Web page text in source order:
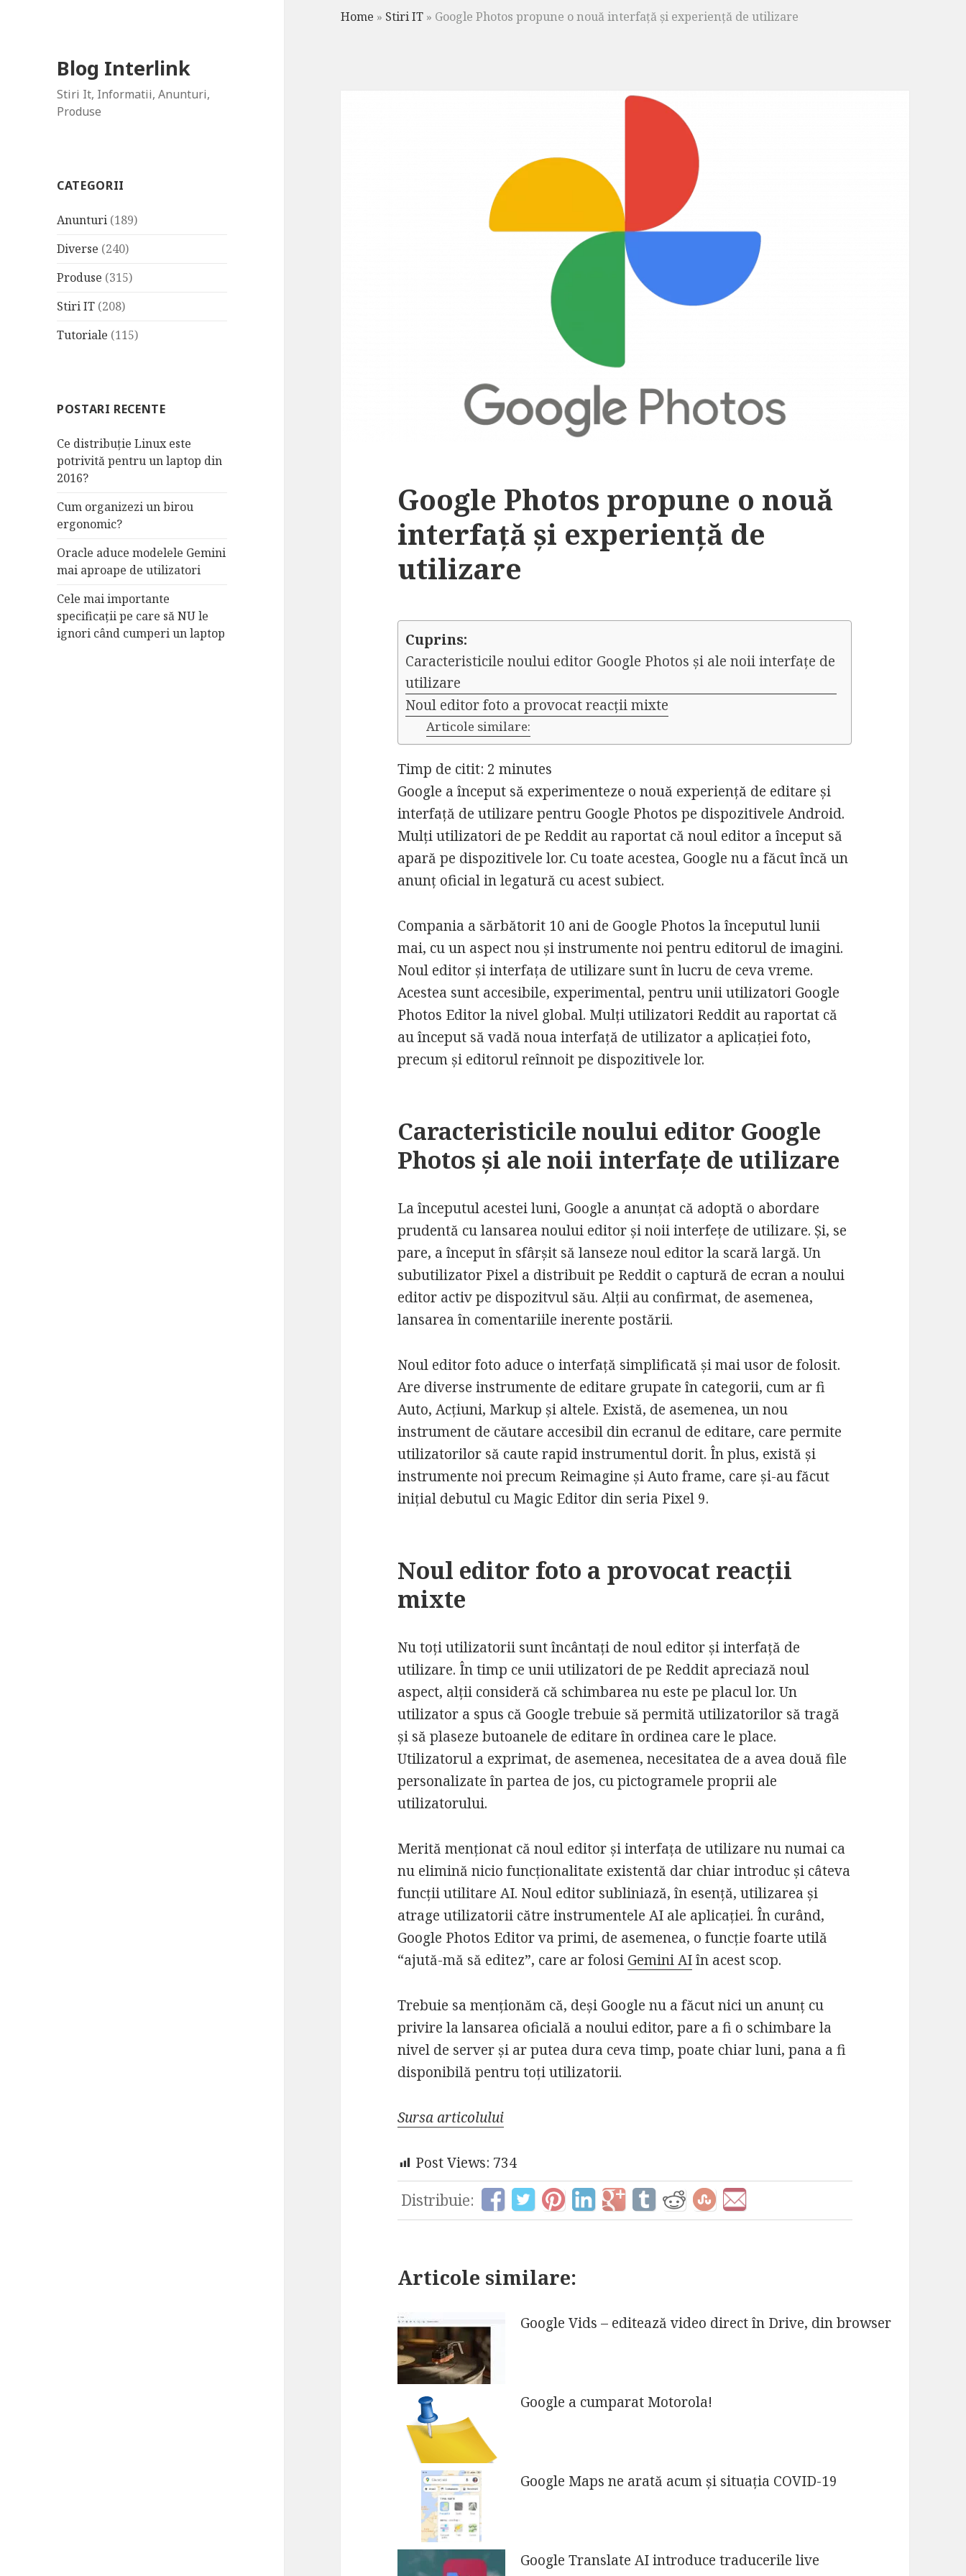
Blog Interlink
Stiri It, Informatii, Anunturi,
Produse
CATEGORII
Anunturi (189)
Diverse (240)
Produse (315)
Stiri IT (208)
Tutoriale (115)
POSTARI RECENTE
Ce distribuție Linux este
potrivită pentru un laptop din
2016?
Cum organizezi un birou
ergonomic?
Oracle aduce modelele Gemini
mai aproape de utilizatori
Cele mai importante
specificații pe care să NU le
ignori când cumperi un laptop
Home » Stiri IT » Google Photos propune o nouă interfață și experiență de utilizare
Google Photos propune o nouă
interfață și experiență de
utilizare
Cuprins:
Caracteristicile noului editor Google Photos și ale noii interfațe de
utilizare
Noul editor foto a provocat reacții mixte
Articole similare:
Timp de citit: 2 minutes
Google a început să experimenteze o nouă experiență de editare și
interfață de utilizare pentru Google Photos pe dispozitivele Android.
Mulți utilizatori de pe Reddit au raportat că noul editor a început să
apară pe dispozitivele lor. Cu toate acestea, Google nu a făcut încă un
anunț oficial in legatură cu acest subiect.
Compania a sărbătorit 10 ani de Google Photos la începutul lunii
mai, cu un aspect nou și instrumente noi pentru editorul de imagini.
Noul editor și interfața de utilizare sunt în lucru de ceva vreme.
Acestea sunt accesibile, experimental, pentru unii utilizatori Google
Photos Editor la nivel global. Mulți utilizatori Reddit au raportat că
au început să vadă noua interfață de utilizator a aplicației foto,
precum și editorul reînnoit pe dispozitivele lor.
Caracteristicile noului editor Google
Photos și ale noii interfațe de utilizare
La începutul acestei luni, Google a anunțat că adoptă o abordare
prudentă cu lansarea noului editor și noii interfețe de utilizare. Și, se
pare, a început în sfârșit să lanseze noul editor la scară largă. Un
subutilizator Pixel a distribuit pe Reddit o captură de ecran a noului
editor activ pe dispozitvul său. Alții au confirmat, de asemenea,
lansarea în comentariile inerente postării.
Noul editor foto aduce o interfață simplificată și mai usor de folosit.
Are diverse instrumente de editare grupate în categorii, cum ar fi
Auto, Acțiuni, Markup și altele. Există, de asemenea, un nou
instrument de căutare accesibil din ecranul de editare, care permite
utilizatorilor să caute rapid instrumentul dorit. În plus, există și
instrumente noi precum Reimagine și Auto frame, care și-au făcut
inițial debutul cu Magic Editor din seria Pixel 9.
Noul editor foto a provocat reacții
mixte
Nu toți utilizatorii sunt încântați de noul editor și interfață de
utilizare. În timp ce unii utilizatori de pe Reddit apreciază noul
aspect, alții consideră că schimbarea nu este pe placul lor. Un
utilizator a spus că Google trebuie să permită utilizatorilor să tragă
și să plaseze butoanele de editare în ordinea care le place.
Utilizatorul a exprimat, de asemenea, necesitatea de a avea două file
personalizate în partea de jos, cu pictogramele proprii ale
utilizatorului.
Merită menționat că noul editor și interfața de utilizare nu numai ca
nu elimină nicio funcționalitate existentă dar chiar introduc și câteva
funcții utilitare AI. Noul editor subliniază, în esență, utilizarea și
atrage utilizatorii către instrumentele AI ale aplicației. În curând,
Google Photos Editor va primi, de asemenea, o funcție foarte utilă
“ajută-mă să editez”, care ar folosi Gemini AIîn acest scop.
Trebuie sa menționăm că, deși Google nu a făcut nici un anunț cu
privire la lansarea oficială a noului editor, pare a fi o schimbare la
nivel de server și ar putea dura ceva timp, poate chiar luni, pana a fi
disponibilă pentru toți utilizatorii.
Sursa articolului
Post Views: 734
Distribuie:
Articole similare:
Google Vids – editează video direct în Drive, din browser
Google a cumparat Motorola!
Google Maps ne arată acum și situația COVID-19
Google Translate AI introduce traducerile live